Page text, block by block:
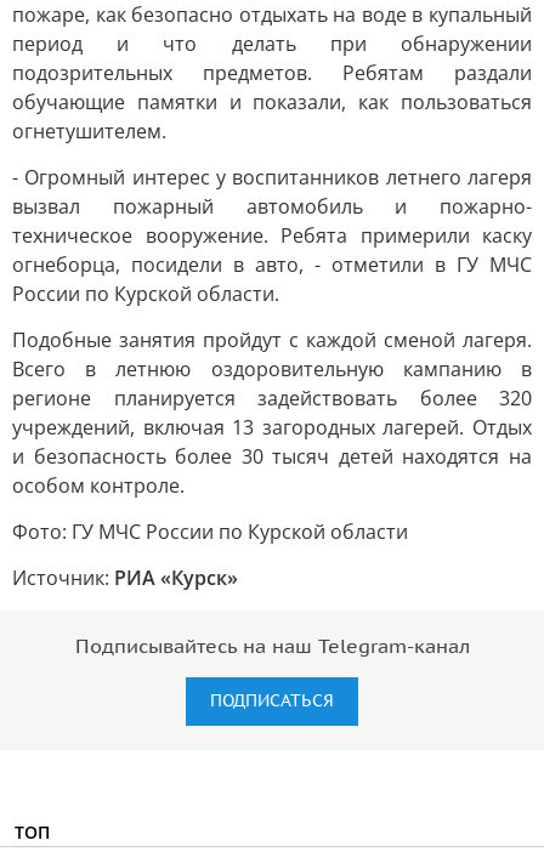
пожаре, как безопасно отдыхать на воде в купальный
период и что делать при обнаружении
подозрительных предметов. Ребятам раздали
обучающие памятки и показали, как пользоваться
огнетушителем.
- Огромный интерес у воспитанников летнего лагеря
вызвал пожарный автомобиль и пожарно-
техническое вооружение. Ребята примерили каску
огнеборца, посидели в авто, - отметили в ГУ МЧС
России по Курской области.
Подобные занятия пройдут с каждой сменой лагеря.
Всего в летнюю оздоровительную кампанию в
регионе планируется задействовать более 320
учреждений, включая 13 загородных лагерей. Отдых
и безопасность более 30 тысяч детей находятся на
особом контроле.
Фото: ГУ МЧС России по Курской области
Источник: РИА «Курск»
Подписывайтесь на наш Telegram-канал
ПОДПИСАТЬСЯ
ТОП